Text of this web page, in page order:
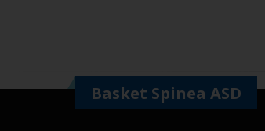
Basket Spinea ASD